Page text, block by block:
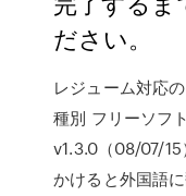
ださい。
レジューム対応
種別 フリーソフ
v1.3.0（08/07/15
かけると外国語